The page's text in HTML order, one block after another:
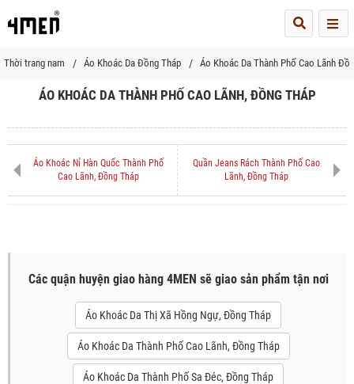
Thời trang nam Áo Khoác Da Đồng Tháp Áo Khoác Da Thành Phố Cao Lãnh
ÁO KHOÁC DA THÀNH PHỐ CAO LÃNH, ĐỒNG THÁP
Áo Khoác Nỉ Hàn Quốc Thành Phố
Cao Lãnh, Đồng Tháp
Quần Jeans Rách Thành Phố Cao
Lãnh, Đồng Tháp
Các quận huyện giao hàng 4MEN sẽ giao sản phẩm tận nơi
Áo Khoác Da Thị Xã Hồng Ngự, Đồng Tháp
Áo Khoác Da Thành Phố Cao Lãnh, Đồng Tháp
Áo Khoác Da Thành Phố Sa Đéc, Đồng Tháp